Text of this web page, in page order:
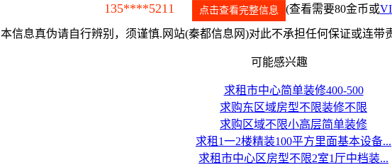
135****5211 点击查看完整信息 (查看需要80金币或
本信息真伪请自行辨别，须谨慎.网站(秦都信息网)对此不承担任何保证或连带
可能感兴趣
求租市中心简单装修400-500
求购东区域房型不限装修不限
求购区域不限小高层简单装修
求租1一2楼精装100平方里面基本设备...
求租市中心区房型不限2室1厅中档装...